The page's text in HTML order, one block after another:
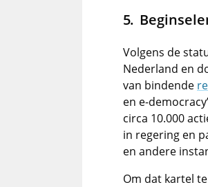
Volgens de
Nederland en
van bindende
en e-democracy
circa 10.000
in regering en
en andere
Om dat kartel